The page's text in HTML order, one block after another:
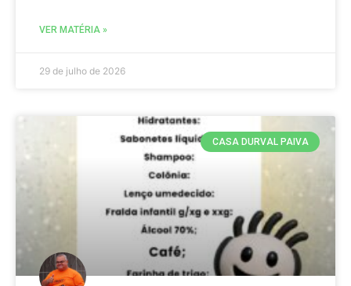
VER MATÉRIA »
29 de julho de 2026
CASA DURVAL PAIVA